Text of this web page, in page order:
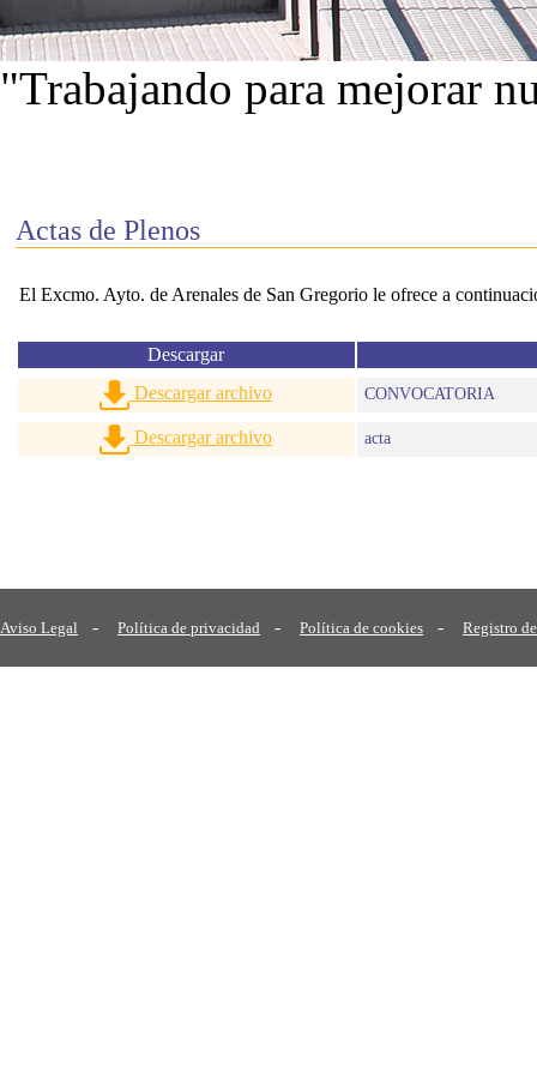
"Trabajando para mejorar
Actas de Plenos
El Excmo. Ayto. de Arenales de San Gregorio le ofrece a
Descargar
Descargar archivo
CONVOCATORIA
Descargar archivo acta
Aviso Legal - Política de privacidad - Política de cookies - Registro